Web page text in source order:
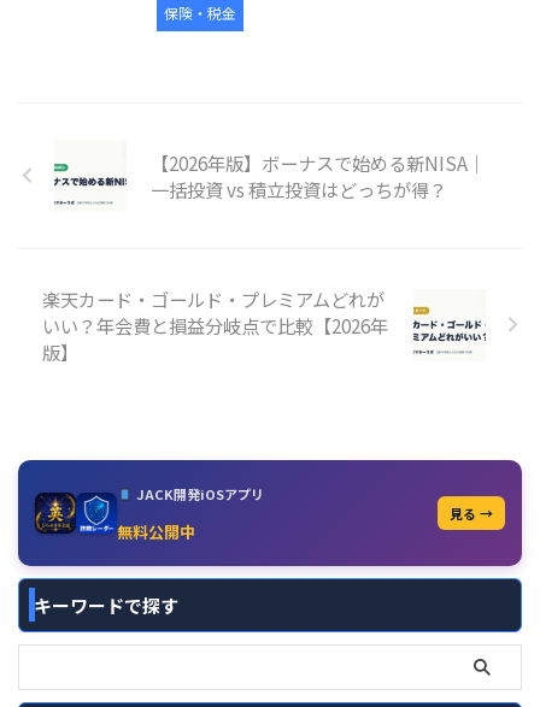
保険・税金
【2026年版】ボーナスで始める新NISA｜
一括投資 vs 積立投資はどっちが得？
楽天カード・ゴールド・プレミアムどれが
いい？年会費と損益分岐点で比較【2026年
版】
JACK開発iOSアプリ
無料公開中
見る →
キーワードで探す